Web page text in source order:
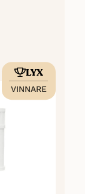
LYX
VINNARE
att du